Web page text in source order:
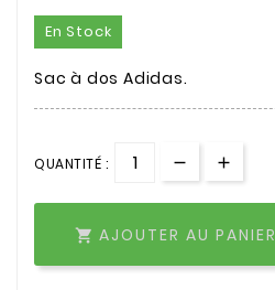
En Stock
Sac à dos Adidas.
QUANTITÉ :
 AJOUTER AU PANIER